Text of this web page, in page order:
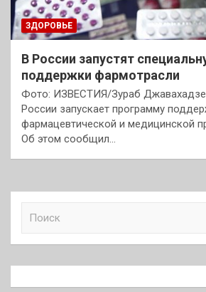
ЗДОРОВЬЕ
В России запустят
поддержки фармотрасли
Фото: ИЗВЕСТИЯ/Зураб Джавахадзе
России запускает программу
фармацевтической и медицинской
Об этом сообщил…
к